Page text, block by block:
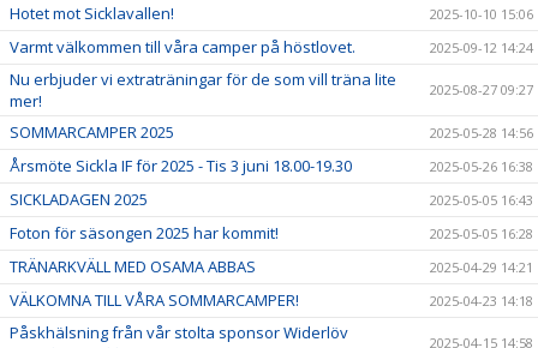
Hotet mot Sicklavallen! 2025-10-10 15:06
Varmt välkommen till våra camper på höstlovet. 2025-09-12 14:24
Nu erbjuder vi extraträningar för de som vill träna lite
mer!
2025-08-27 09:27
SOMMARCAMPER 2025 2025-05-28 14:56
Årsmöte Sickla IF för 2025 - Tis 3 juni 18.00-19.30 2025-05-26 16:38
SICKLADAGEN 2025 2025-05-05 16:43
Foton för säsongen 2025 har kommit! 2025-05-05 16:28
TRÄNARKVÄLL MED OSAMA ABBAS 2025-04-29 14:21
VÄLKOMNA TILL VÅRA SOMMARCAMPER! 2025-04-23 14:18
Påskhälsning från vår stolta sponsor Widerlöv
2025-04-15 14:58